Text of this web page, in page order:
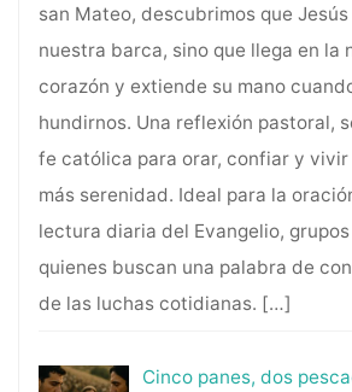
san Mateo, descubrimos que
nuestra barca, sino que llega en la
corazón y extiende su mano
hundirnos. Una reflexión pastoral,
fe católica para orar, confiar y
más serenidad. Ideal para la
lectura diaria del Evangelio,
quienes buscan una palabra de
de las luchas cotidianas. […]
Cinco panes, dos